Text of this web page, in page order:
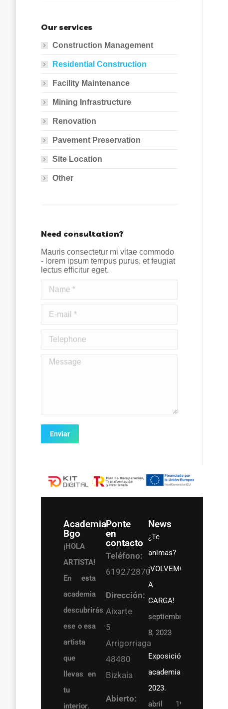
Our services
Construction Management
Residential Construction
Facility Maintenance
Mining Infrastructure
Renovation
Pavement Preservation
Site Location
Other
Need consultation?
Mauris consectetur mi vitae commodo
- lorem ipsum tempus purus, et feugiat
lectus efficitur eget.
Message
Enviar
Academia
Bgo
¡HOLA
ARTISTA!
En esta
academia
descubrirás
ese o esa
artista
que
llevas en
tu
interior.
Ponte
en
contacto
Teléfono:
619272870
Dirección:
Aixarte
5
Arrigorriaga
48480
Bizkaia
Abierto:
News
¿Te
animas?
¡VOLVEMOS
A LA
CARGA!
septiembre
8, 2023
Exposición
academia
2023.
abril 19,